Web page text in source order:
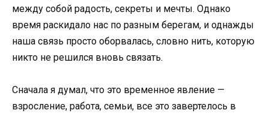
между собой радость, секреты и мечты. Однако
время раскидало нас по разным берегам, и однажды
наша связь просто оборвалась, словно нить, которую
никто не решился вновь связать.
Сначала я думал, что это временное явление —
взросление, работа, семьи, все это завертелось в